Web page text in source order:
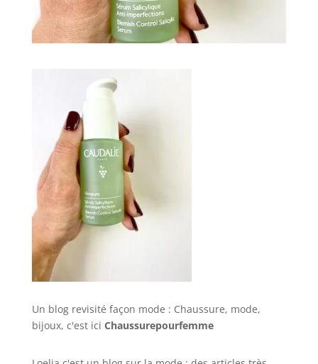
Un blog revisité façon mode : Chaussure, mode,
bijoux, c'est ici Chaussurepourfemme